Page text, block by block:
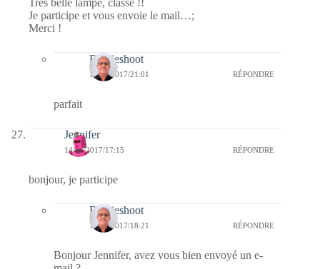
Très belle lampe, classe !!
Je participe et vous envoie le mail…;
Merci !
Bernieshoot
17/05/2017/21:01 RÉPONDRE
parfait
Jennifer
14/05/2017/17:15 RÉPONDRE
bonjour, je participe
Bernieshoot
14/05/2017/18:21 RÉPONDRE
Bonjour Jennifer, avez vous bien envoyé un e-